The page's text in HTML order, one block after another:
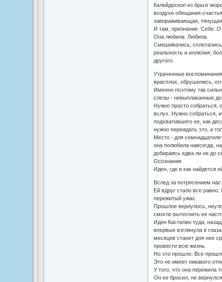
Калейдоскоп из брызг
воздухе обещания
завораживающая,
И там, признание. Себе. О
Она любила. Любила.
Смешивались,
реальность и иллюзия,
другого.
Утраченные
врасплох, обрушились,
Именно поэтому так
слезы - невыплаканные
Нужно просто собраться,
вслух. Нужно собраться,
подхватившего ее, как
нужно переждать это, и
Место - для
она полюбила навсегда,
добираясь едва ли не до
Осознания.
Иден, где и как найдется
Вслед за потрясением
Ей вдруг стало все
пережитый ужас.
Прошлое вернулось,
смогло вытеснить ее
Иден Кастилио туда,
впервые взглянула в
месяцев станет для нее
провести всю жизнь.
Но это прошло. Все
Это не имеет никакого
У того, что она пережила
Он ее бросил, не